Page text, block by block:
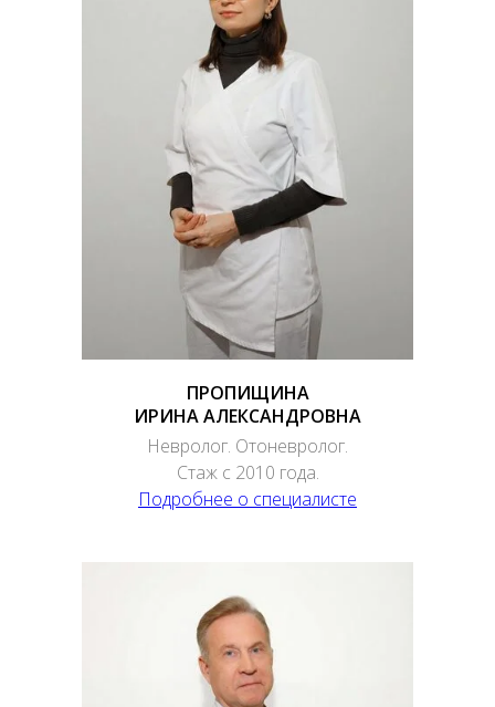
ПРОПИЩИНА
ИРИНА АЛЕКСАНДРОВНА
Невролог. Отоневролог.
Стаж с 2010 года.
Подробнее о специалисте